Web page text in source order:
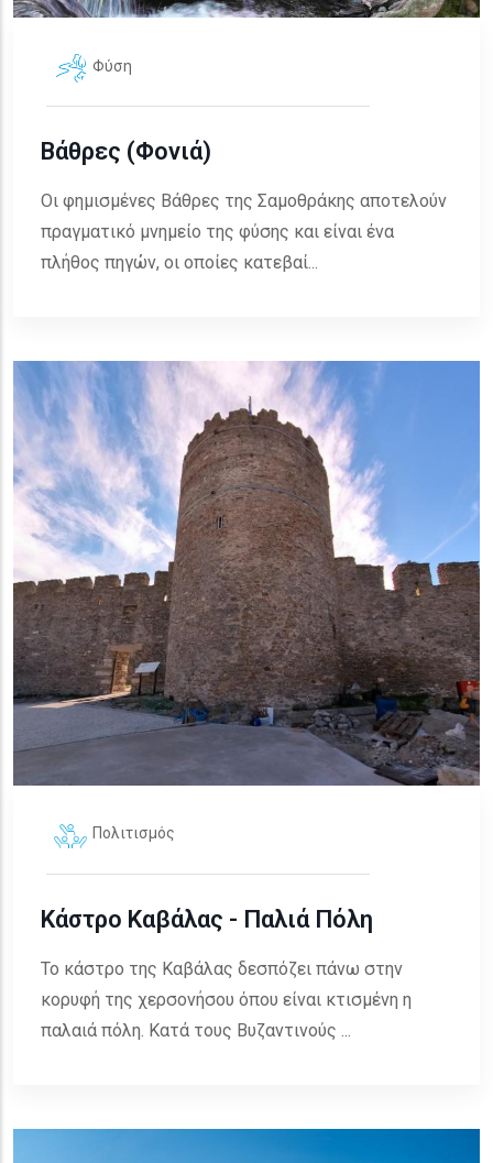
Φύση
Βάθρες (Φονιά)
Οι φημισμένες Βάθρες της Σαμοθράκης αποτελούν
πραγματικό μνημείο της φύσης και είναι ένα
πλήθος πηγών, οι οποίες κατεβαί...
Πολιτισμός
Κάστρο Καβάλας - Παλιά Πόλη
Το κάστρο της Καβάλας δεσπόζει πάνω στην
κορυφή της χερσονήσου όπου είναι κτισμένη η
παλαιά πόλη. Κατά τους Βυζαντινούς ...